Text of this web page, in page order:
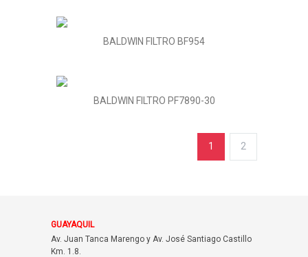
BALDWIN FILTRO BF954
BALDWIN FILTRO PF7890-30
1 2
GUAYAQUIL
Av. Juan Tanca Marengo y Av. José Santiago Castillo
Km. 1.8.